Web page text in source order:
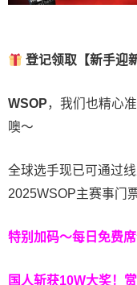
登记领取【新手迎
WSOP，我们也精心
噢～
全球选手现已可通过
2025WSOP主赛事门
特别加码～每日免费
国人斩获10W大奖！